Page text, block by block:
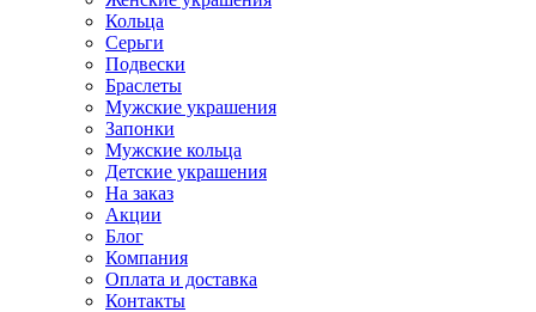
Кольца
Серьги
Подвески
Браслеты
Мужские украшения
Запонки
Мужские кольца
Детские украшения
На заказ
Акции
Блог
Компания
Оплата и доставка
Контакты